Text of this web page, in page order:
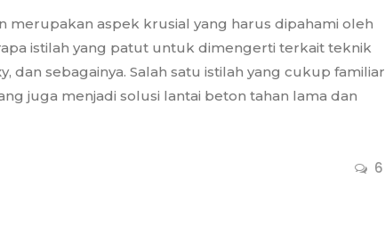
6
merupakan aspek krusial yang harus dipahami oleh
istilah yang patut untuk dimengerti terkait teknik
dan sebagainya. Salah satu istilah yang cukup familiar
juga menjadi solusi lantai beton tahan lama dan